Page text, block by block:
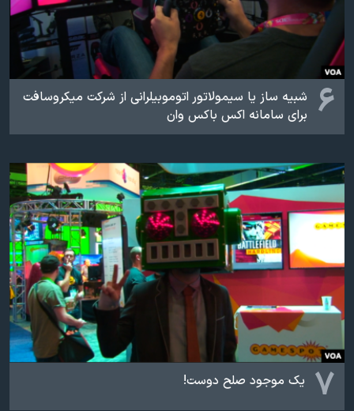
۶
شبیه ساز یا سیمولاتور اتوموبیلرانی از شرکت میکروسافت
برای سامانه اکس باکس وان
۷ یک موجود صلح دوست!